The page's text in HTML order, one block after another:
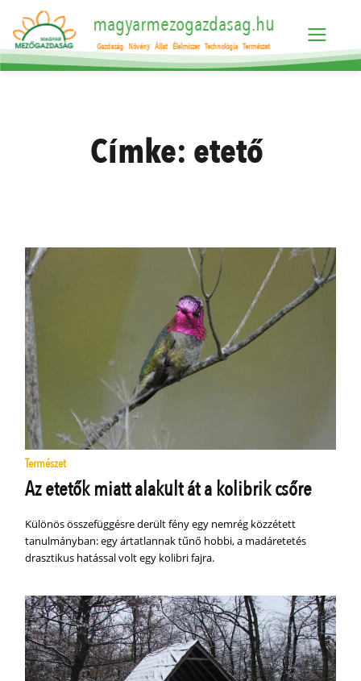
magyarmezogazdasag.hu
Gazdaság Növény Állat Élelmiszer Technológia Természet
Címke: etető
Természet
Az etetők miatt alakult át a kolibrik csőre
Különös összefüggésre derült fény egy nemrég közzétett
tanulmányban: egy ártatlannak tűnő hobbi, a madáretetés
drasztikus hatással volt egy kolibri fajra.